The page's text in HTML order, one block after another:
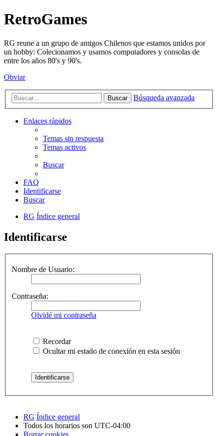
RetroGames
RG reune a un grupo de amigos Chilenos que estamos unidos por
un hobby: Colecionamos y usamos computadores y consolas de
entre los años 80's y 90's.
Obviar
Buscar Búsqueda avanzada
Enlaces rápidos
Temas sin respuesta
Temas activos
Buscar
FAQ
Identificarse
Buscar
RG Índice general
Identificarse
Nombre de Usuario:
Contraseña:
Olvidé mi contraseña
Recordar
Ocultar mi estado de conexión en esta sesión
RG Índice general
Todos los horarios son UTC-04:00
Borrar cookies